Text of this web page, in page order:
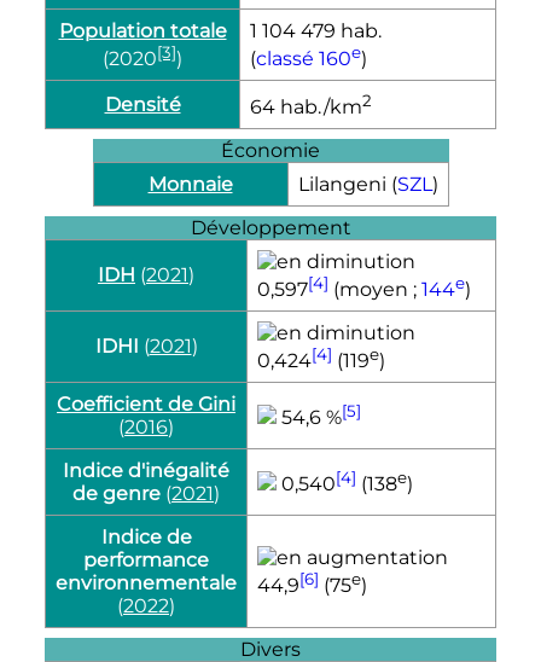
Population totale
(2020[3])
1 104 479 hab.
(classé 160e)
Densité
64 hab./km2
Économie
Monnaie
Lilangeni (SZL​ )
Développement
IDH (2021)
0,597[4] (moyen ; 144e)
IDHI (2021)
0,424[4] (119e)
Coefficient de Gini
(2016) 54,6 %[5]
Indice d'inégalité
de genre (2021) 0,540[4] (138e)
Indice de
performance
environnementale
(2022)
44,9[6] (75e)
Divers